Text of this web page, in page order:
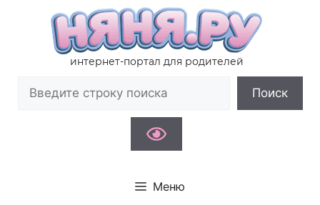
содержимому
интернет-портал для родителей
Поиск
Меню